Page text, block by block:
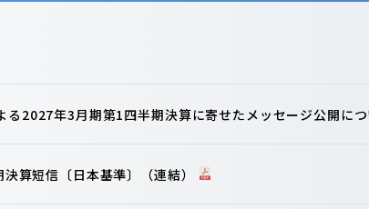
る2027年3月期第1四半期決算に寄せたメッセージ公開に
算短信〔日本基準〕（連結）